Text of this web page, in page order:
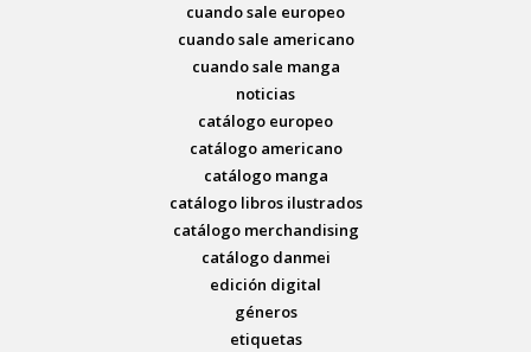
cuando sale europeo
cuando sale americano
cuando sale manga
noticias
catálogo europeo
catálogo americano
catálogo manga
catálogo libros ilustrados
catálogo merchandising
catálogo danmei
edición digital
géneros
etiquetas